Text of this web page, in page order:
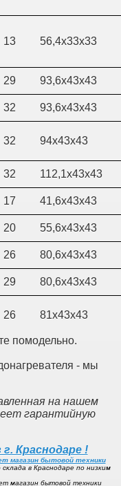
13 56,4х33х33
29 93,6х43х43
32 93,6х43х43
32 94х43х43
32 112,1х43х43
17 41,6х43х43
20 55,6х43х43
26 80,6х43х43
29 80,6х43х43
26 81х43х43
помодельно.
- мы
на нашем
гарантийную
Краснодаре !
магазин бытовой техники
в Краснодаре по низким
магазин бытовой техники